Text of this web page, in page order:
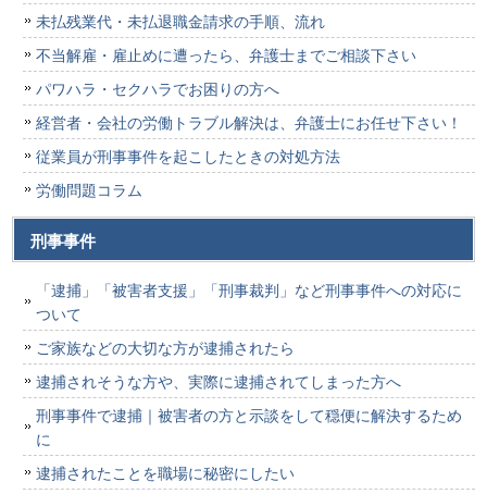
未払残業代・未払退職金請求の手順、流れ
不当解雇・雇止めに遭ったら、弁護士までご相談下さい
パワハラ・セクハラでお困りの方へ
経営者・会社の労働トラブル解決は、弁護士にお任せ下さい！
従業員が刑事事件を起こしたときの対処方法
労働問題コラム
刑事事件
「逮捕」「被害者支援」「刑事裁判」など刑事事件への対応に
ついて
ご家族などの大切な方が逮捕されたら
逮捕されそうな方や、実際に逮捕されてしまった方へ
刑事事件で逮捕｜被害者の方と示談をして穏便に解決するため
に
逮捕されたことを職場に秘密にしたい